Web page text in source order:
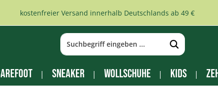
kostenfreier Versand innerhalb Deutschlands ab 49 €
Sneaker Wollschuhe Kids